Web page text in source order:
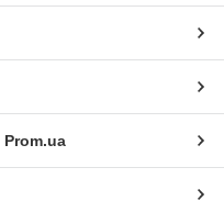
Prom.ua